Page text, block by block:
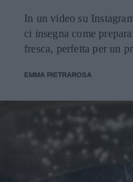
In un video su
ci insegna come
fresca, perfetta per un
EMMA PIETRAROSA